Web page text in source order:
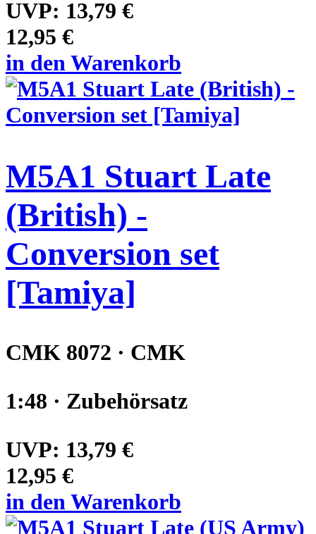
UVP: 13,79 €
12,95 €
in den Warenkorb
M5A1 Stuart Late
(British) -
Conversion set
[Tamiya]
CMK 8072 · CMK
1:48 · Zubehörsatz
UVP: 13,79 €
12,95 €
in den Warenkorb